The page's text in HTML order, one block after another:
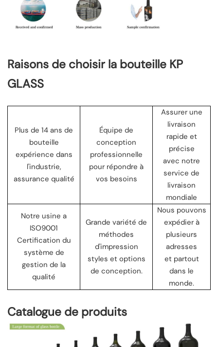
Raisons de choisir la bouteille KP
GLASS
Plus de 14 ans de
bouteille
expérience dans
l'industrie,
assurance qualité
Équipe de
conception
professionnelle
pour répondre à
vos besoins
Assurer une
livraison
rapide et
précise
avec notre
service de
livraison
mondiale
Notre usine a
ISO9001
Certification du
système de
gestion de la
qualité
Grande variété de
méthodes
d'impression
styles et options
de conception.
Nous pouvons
expédier à
plusieurs
adresses
et partout
dans le
monde.
Catalogue de produits